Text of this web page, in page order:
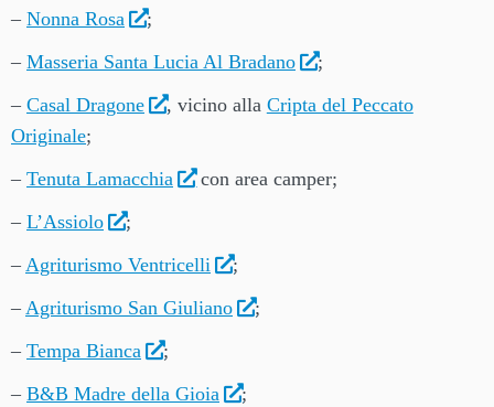
– Nonna Rosa
;
– Masseria Santa Lucia Al Bradano
;
– Casal Dragone , vicino alla Cripta del Peccato
Originale;
– Tenuta Lamacchia
con area camper;
– L’Assiolo
;
– Agriturismo Ventricelli
;
– Agriturismo San Giuliano
;
– Tempa Bianca
;
– B&B Madre della Gioia
;